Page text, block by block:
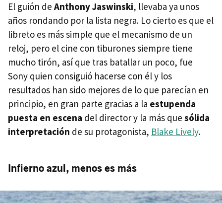
El guión de Anthony Jaswinski, llevaba ya unos
años rondando por la lista negra. Lo cierto es que el
libreto es más simple que el mecanismo de un
reloj, pero el cine con tiburones siempre tiene
mucho tirón, así que tras batallar un poco, fue
Sony quien consiguió hacerse con él y los
resultados han sido mejores de lo que parecían en
principio, en gran parte gracias a la estupenda
puesta en escena del director y la más que sólida
interpretación de su protagonista, Blake Lively.
Infierno azul, menos es más